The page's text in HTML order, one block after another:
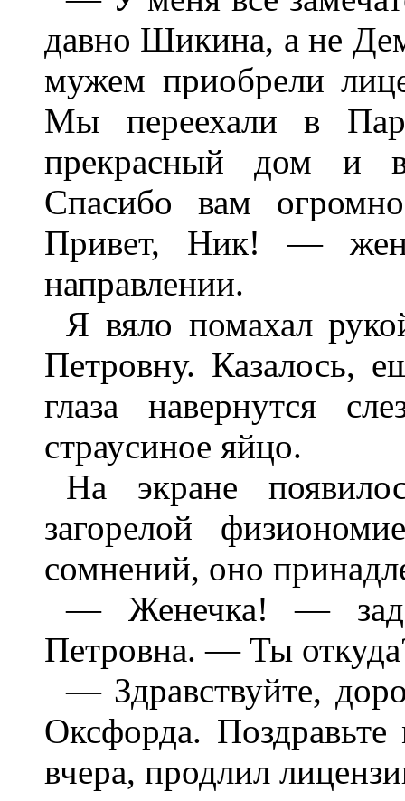
давно Шикина, а не
мужем приобрели
Мы переехали в
прекрасный дом и
Спасибо вам
Привет, Ник! —
направлении.
Я вяло помахал
Петровну. Казалось,
глаза навернутся
страусиное яйцо.
На экране
загорелой
сомнений, оно
— Женечка! —
Петровна. — Ты
— Здравствуйте,
Оксфорда. Поздравьте
вчера, продлил